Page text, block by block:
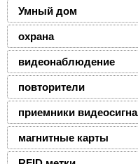
Умный дом
охрана
видеонаблюдение
повторители
приемники
магнитные карты